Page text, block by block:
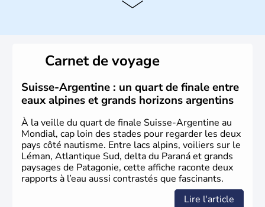
féodal marque la naissance de la Suisse sous la forme
d'une alliance composée de plusieurs cantons. L'Etat
fédéral n'est créé qu'en 1848 et signe l'abolition des
frontières, ainsi que l'établissement d'une monnaie
unique et d'une armée. La première constitution est
rédigée à la même année, le droit de référendum est
ajouté 26 ans plus tard.
Carnet de voyage
Suisse-Argentine : un quart de finale entre
eaux alpines et grands horizons argentins
À la veille du quart de finale Suisse-Argentine au
Mondial, cap loin des stades pour regarder les deux
pays côté nautisme. Entre lacs alpins, voiliers sur le
Léman, Atlantique Sud, delta du Paraná et grands
paysages de Patagonie, cette affiche raconte deux
rapports à l’eau aussi contrastés que fascinants.
Lire l'article